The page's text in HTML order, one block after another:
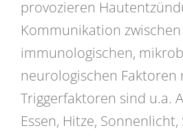
provozieren
Kommunikation zwischen
immunologischen,
neurologischen Faktoren
Triggerfaktoren sind u.a.
Essen, Hitze, Sonnenlicht,